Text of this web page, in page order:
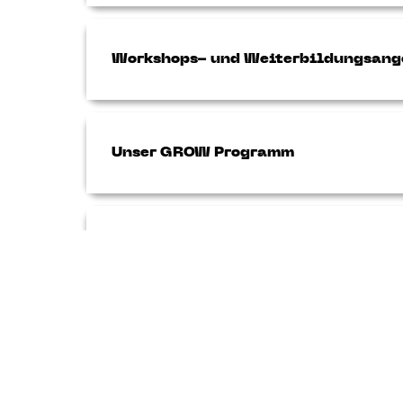
Workshops- und
Unser GROW Programm